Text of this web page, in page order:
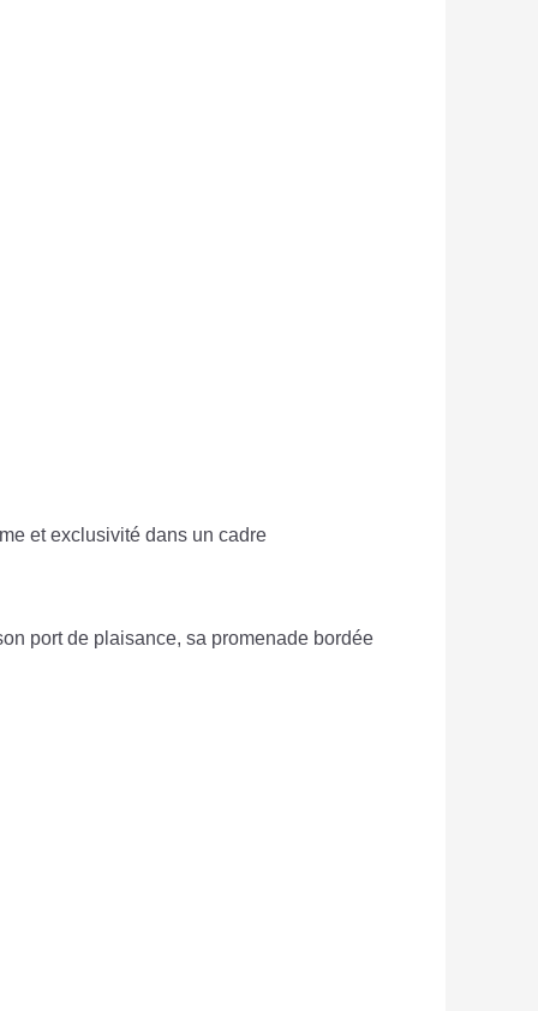
et exclusivité dans un cadre
port de plaisance, sa promenade bordée